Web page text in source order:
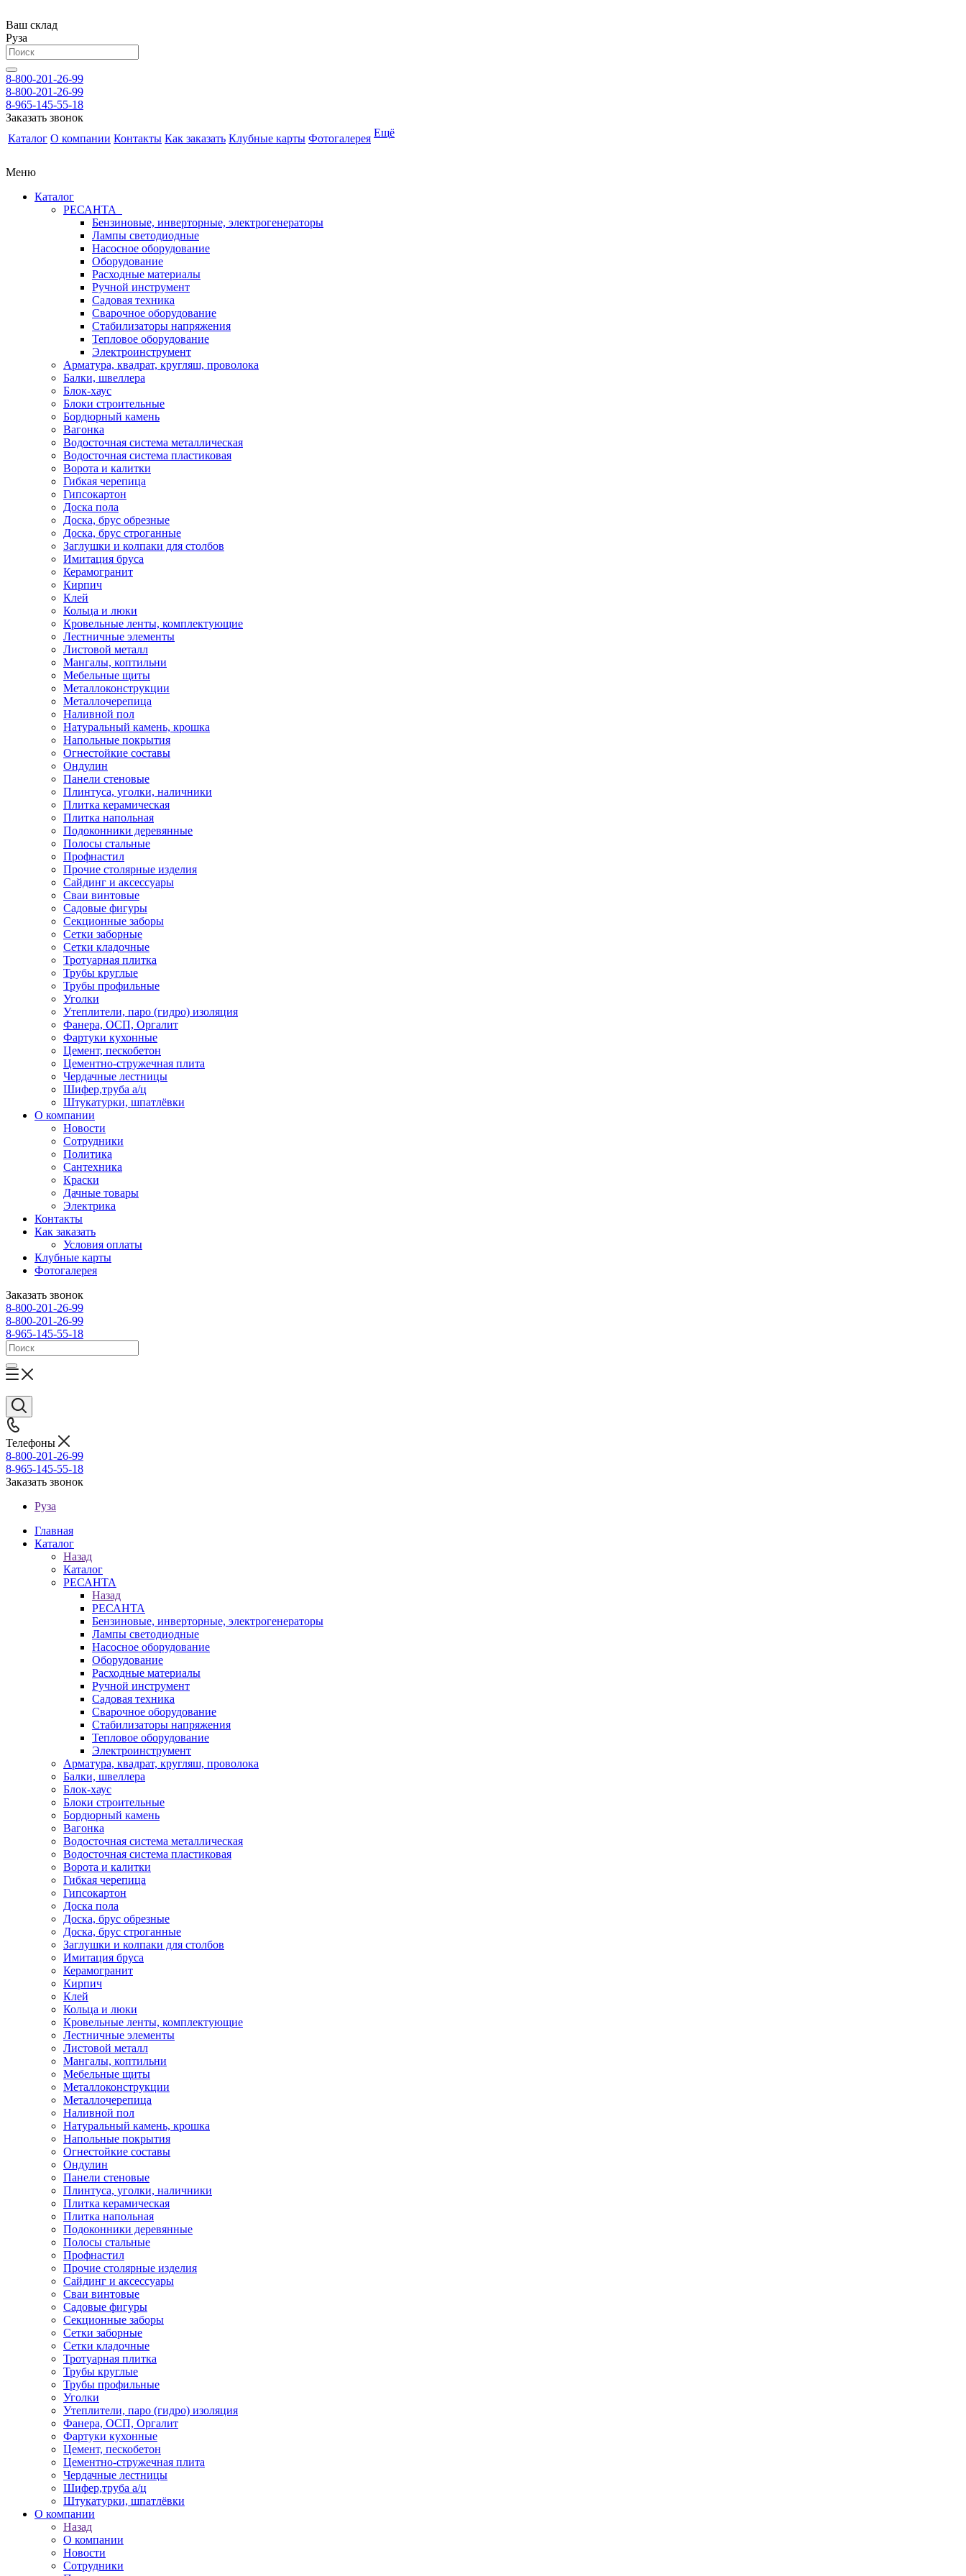
Ваш склад
Руза
8-800-201-26-99
8-800-201-26-99
8-965-145-55-18
Заказать звонок
Каталог О компании Контакты Как заказать Клубные карты Фотогалерея Ещё
Меню
Каталог
РЕСАНТА
Бензиновые, инверторные, электрогенераторы
Лампы светодиодные
Насосное оборудование
Оборудование
Расходные материалы
Ручной инструмент
Садовая техника
Сварочное оборудование
Стабилизаторы напряжения
Тепловое оборудование
Электроинструмент
Арматура, квадрат, кругляш, проволока
Балки, швеллера
Блок-хаус
Блоки строительные
Бордюрный камень
Вагонка
Водосточная система металлическая
Водосточная система пластиковая
Ворота и калитки
Гибкая черепица
Гипсокартон
Доска пола
Доска, брус обрезные
Доска, брус строганные
Заглушки и колпаки для столбов
Имитация бруса
Керамогранит
Кирпич
Клей
Кольца и люки
Кровельные ленты, комплектующие
Лестничные элементы
Листовой металл
Мангалы, коптильни
Мебельные щиты
Металлоконструкции
Металлочерепица
Наливной пол
Натуральный камень, крошка
Напольные покрытия
Огнестойкие составы
Ондулин
Панели стеновые
Плинтуса, уголки, наличники
Плитка керамическая
Плитка напольная
Подоконники деревянные
Полосы стальные
Профнастил
Прочие столярные изделия
Сайдинг и аксессуары
Сваи винтовые
Садовые фигуры
Секционные заборы
Сетки заборные
Сетки кладочные
Тротуарная плитка
Трубы круглые
Трубы профильные
Уголки
Утеплители, паро (гидро) изоляция
Фанера, ОСП, Оргалит
Фартуки кухонные
Цемент, пескобетон
Цементно-стружечная плита
Чердачные лестницы
Шифер,труба а/ц
Штукатурки, шпатлёвки
О компании
Новости
Сотрудники
Политика
Сантехника
Краски
Дачные товары
Электрика
Контакты
Как заказать
Условия оплаты
Клубные карты
Фотогалерея
Заказать звонок
8-800-201-26-99
8-800-201-26-99
8-965-145-55-18
Телефоны
8-800-201-26-99
8-965-145-55-18
Заказать звонок
Руза
Главная
Каталог
Назад
Каталог
РЕСАНТА
Назад
РЕСАНТА
Бензиновые, инверторные, электрогенераторы
Лампы светодиодные
Насосное оборудование
Оборудование
Расходные материалы
Ручной инструмент
Садовая техника
Сварочное оборудование
Стабилизаторы напряжения
Тепловое оборудование
Электроинструмент
Арматура, квадрат, кругляш, проволока
Балки, швеллера
Блок-хаус
Блоки строительные
Бордюрный камень
Вагонка
Водосточная система металлическая
Водосточная система пластиковая
Ворота и калитки
Гибкая черепица
Гипсокартон
Доска пола
Доска, брус обрезные
Доска, брус строганные
Заглушки и колпаки для столбов
Имитация бруса
Керамогранит
Кирпич
Клей
Кольца и люки
Кровельные ленты, комплектующие
Лестничные элементы
Листовой металл
Мангалы, коптильни
Мебельные щиты
Металлоконструкции
Металлочерепица
Наливной пол
Натуральный камень, крошка
Напольные покрытия
Огнестойкие составы
Ондулин
Панели стеновые
Плинтуса, уголки, наличники
Плитка керамическая
Плитка напольная
Подоконники деревянные
Полосы стальные
Профнастил
Прочие столярные изделия
Сайдинг и аксессуары
Сваи винтовые
Садовые фигуры
Секционные заборы
Сетки заборные
Сетки кладочные
Тротуарная плитка
Трубы круглые
Трубы профильные
Уголки
Утеплители, паро (гидро) изоляция
Фанера, ОСП, Оргалит
Фартуки кухонные
Цемент, пескобетон
Цементно-стружечная плита
Чердачные лестницы
Шифер,труба а/ц
Штукатурки, шпатлёвки
О компании
Назад
О компании
Новости
Сотрудники